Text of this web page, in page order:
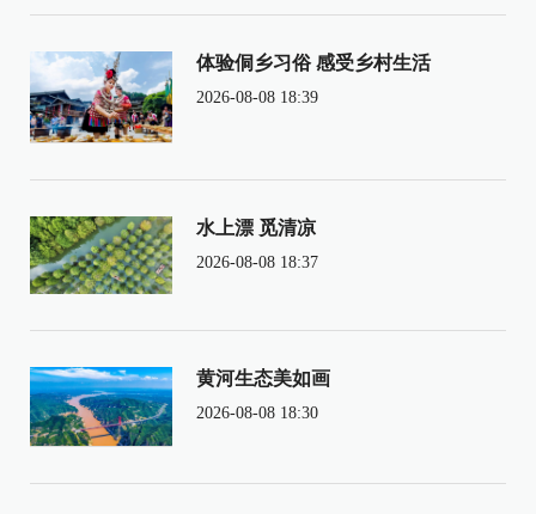
体验侗乡习俗 感受乡村生活
2026-08-08 18:39
水上漂 觅清凉
2026-08-08 18:37
黄河生态美如画
2026-08-08 18:30